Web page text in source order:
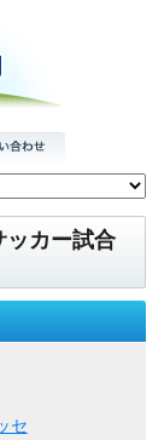
ッカー試合
セ